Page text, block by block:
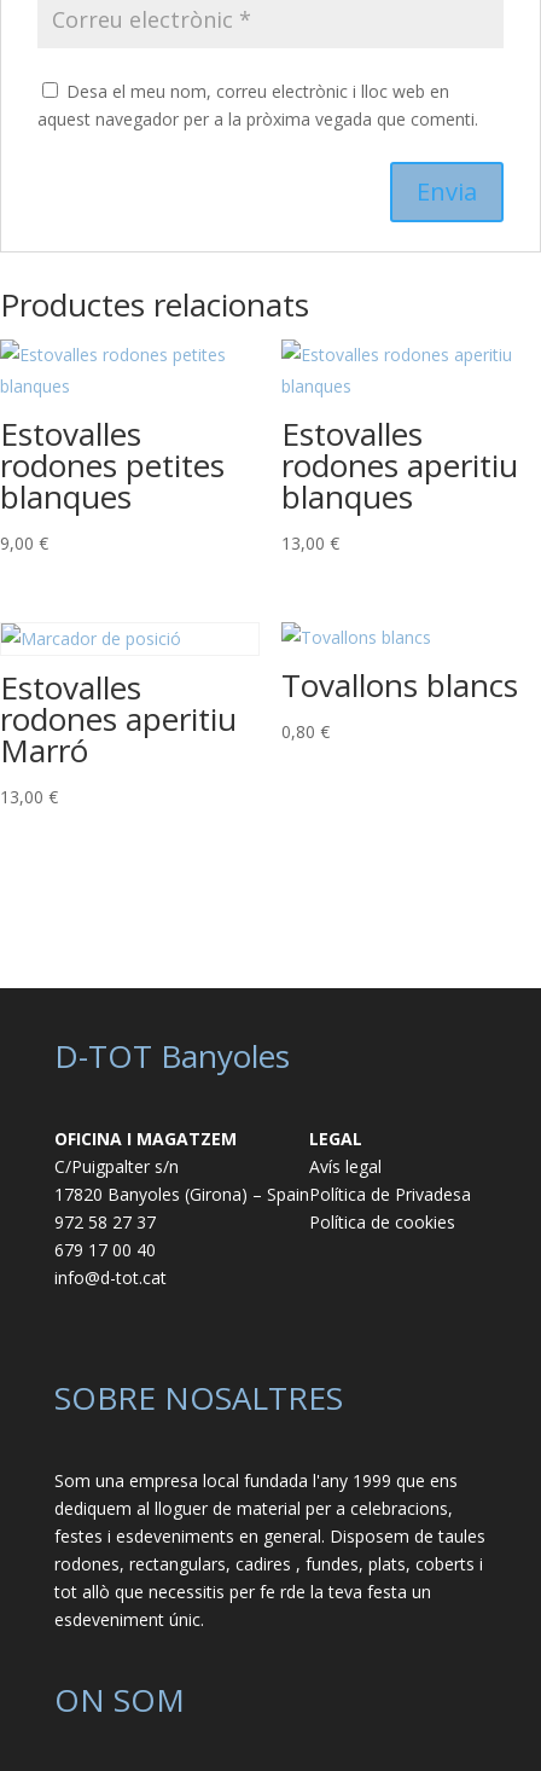
Desa el meu nom, correu electrònic i lloc web en
aquest navegador per a la pròxima vegada que comenti.
Productes relacionats
Estovalles
rodones petites
blanques
9,00 €
Estovalles
rodones aperitiu
blanques
13,00 €
Estovalles
rodones aperitiu
Marró
13,00 €
Tovallons blancs
0,80 €
D-TOT Banyoles
OFICINA I MAGATZEM
C/Puigpalter s/n
17820 Banyoles (Girona) – Spain
972 58 27 37
679 17 00 40
info@d-tot.cat
LEGAL
Avís legal
Política de Privadesa
Política de cookies
SOBRE NOSALTRES
Som una empresa local fundada l'any 1999 que ens
dediquem al lloguer de material per a celebracions,
festes i esdeveniments en general. Disposem de taules
rodones, rectangulars, cadires , fundes, plats, coberts i
tot allò que necessitis per fe rde la teva festa un
esdeveniment únic.
ON SOM